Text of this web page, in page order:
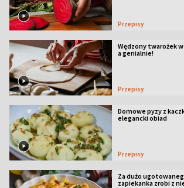
Przepisy
Wędzony twarożek
a genialnie!
Przepisy
Domowe pyzy z
elegancki obiad
Przepisy
Za dużo
zapiekanka zrobi z